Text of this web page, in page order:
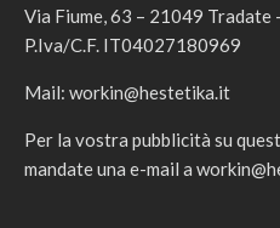
Via Fiume, 63 – 21049 Tradate
P.Iva/C.F. IT04027180969
Mail: workin@hestetika.it
Per la vostra pubblicità su
mandate una e-mail a